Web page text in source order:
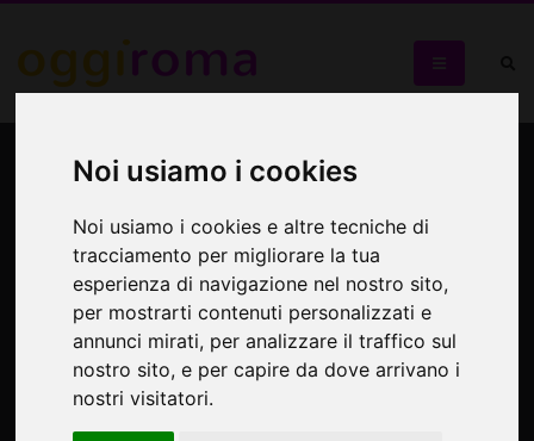
Noi usiamo i cookies
Noi usiamo i cookies e altre tecniche di
tracciamento per migliorare la tua
esperienza di navigazione nel nostro sito,
per mostrarti contenuti personalizzati e
annunci mirati, per analizzare il traffico sul
nostro sito, e per capire da dove arrivano i
nostri visitatori.
Incontri d’autore -
Auditorium Parco della
Musica fino al 30 maggio
2010